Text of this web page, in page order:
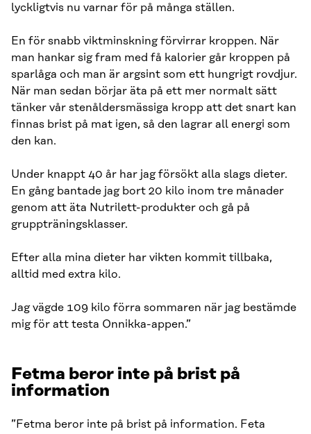
lyckligtvis nu varnar för på många ställen.
En för snabb viktminskning förvirrar kroppen. När
man hankar sig fram med få kalorier går kroppen på
sparlåga och man är argsint som ett hungrigt rovdjur.
När man sedan börjar äta på ett mer normalt sätt
tänker vår stenåldersmässiga kropp att det snart kan
finnas brist på mat igen, så den lagrar all energi som
den kan.
Under knappt 40 år har jag försökt alla slags dieter.
En gång bantade jag bort 20 kilo inom tre månader
genom att äta Nutrilett-produkter och gå på
gruppträningsklasser.
Efter alla mina dieter har vikten kommit tillbaka,
alltid med extra kilo.
Jag vägde 109 kilo förra sommaren när jag bestämde
mig för att testa Onnikka-appen.”
Fetma beror inte på brist på
information
”Fetma beror inte på brist på information. Feta